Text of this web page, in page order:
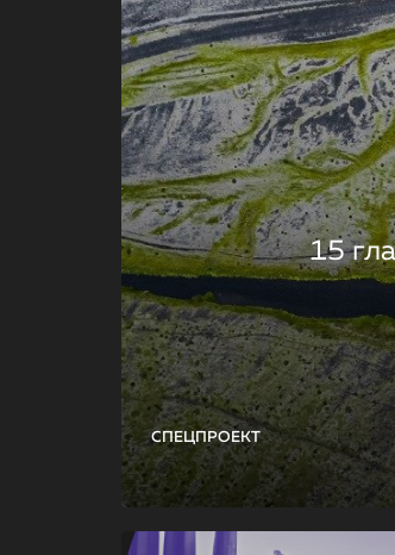
СПЕЦПРОЕКТ
15